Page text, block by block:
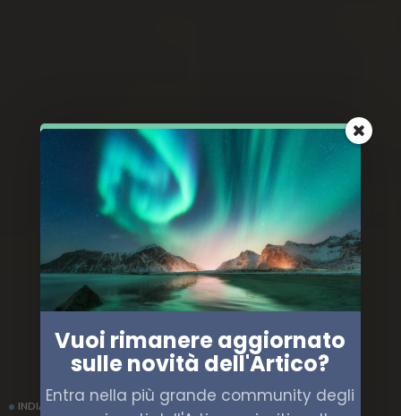
INDIA RUSSIA
Vuoi rimanere aggiornato
sulle novità dell'Artico?
Entra nella più grande community degli